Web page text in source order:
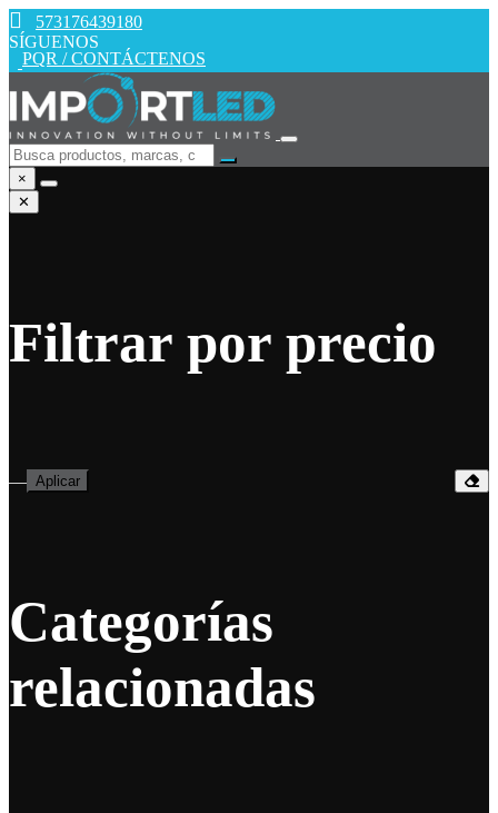
573176439180
SÍGUENOS
PQR / CONTÁCTENOS
×
✕
Filtrar por precio
— Aplicar
Categorías
relacionadas